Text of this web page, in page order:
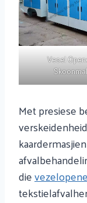
Vesel
Met presiese
die